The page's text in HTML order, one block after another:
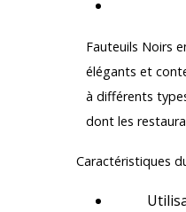
Fauteuils Noirs
élégants et
à différents
dont les
Caractéristiques